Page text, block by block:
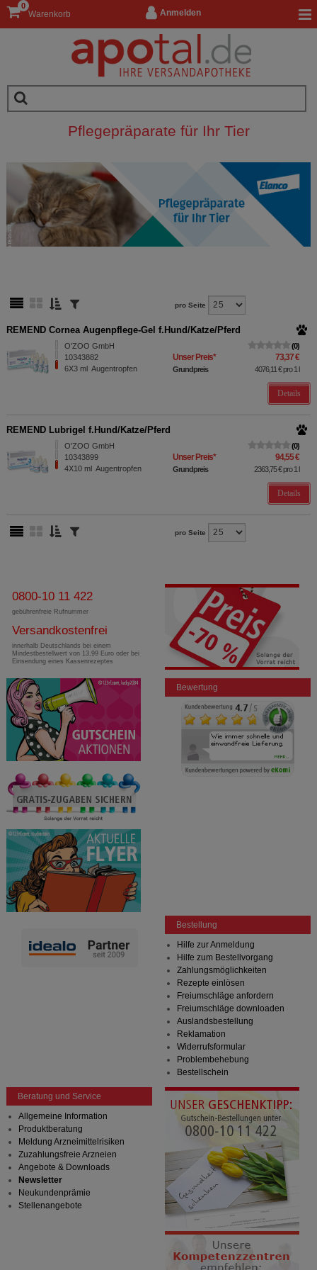
Anmelden
Warenkorb
0
Pflegepräparate für Ihr Tier
pro Seite
REMEND Cornea Augenpflege-Gel f.Hund/Katze/Pferd
O'ZOO GmbH
10343882
6X3 ml Augentropfen
0
Unser Preis* 73,37 €
Grundpreis 4076,11 €pro 1 l
Details
REMEND Lubrigel f.Hund/Katze/Pferd
O'ZOO GmbH
10343899
4X10 ml Augentropfen
0
Unser Preis* 94,55 €
Grundpreis 2363,75 €pro 1 l
Details
pro Seite
0800-10 11 422
gebührenfreie Rufnummer
Versandkostenfrei
innerhalb Deutschlands bei einem
Mindestbestellwert von 13,99 Euro oder bei
Einsendung eines Kassenrezeptes
Bewertung
Bestellung
Hilfe zur Anmeldung
Hilfe zum Bestellvorgang
Zahlungsmöglichkeiten
Rezepte einlösen
Freiumschläge anfordern
Freiumschläge downloaden
Auslandsbestellung
Reklamation
Widerrufsformular
Problembehebung
Bestellschein
Beratung und Service
Allgemeine Information
Produktberatung
Meldung Arzneimittelrisiken
Zuzahlungsfreie Arzneien
Angebote & Downloads
Newsletter
Neukundenprämie
Stellenangebote